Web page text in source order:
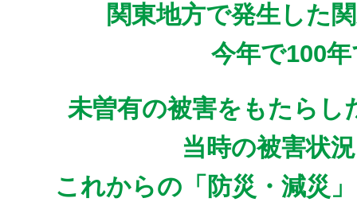
関東地方で発生した
今年で100
未曽有の被害をもたらし
当時の被害状
これからの「防災・減災